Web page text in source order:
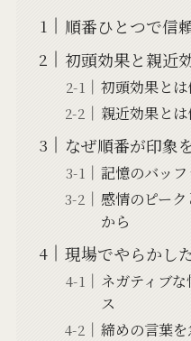
順番ひとつで信
初頭効果と親近
初頭効果とは
親近効果と
なぜ順番が印象
記憶のバッ
感情のピー
から
現場でやらかし
ネガティブ
ス
締めの言葉